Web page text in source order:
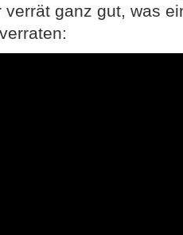
verrät ganz gut, was